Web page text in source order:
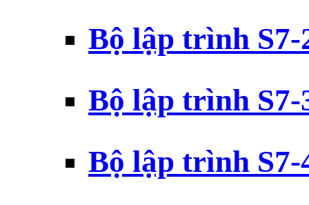
Bộ lập trình S7-
Bộ lập trình S7-
Bộ lập trình S7-